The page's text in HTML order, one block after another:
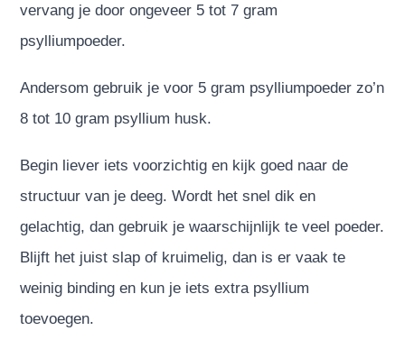
vervang je door ongeveer 5 tot 7 gram
psylliumpoeder.
Andersom gebruik je voor 5 gram psylliumpoeder zo’n
8 tot 10 gram psyllium husk.
Begin liever iets voorzichtig en kijk goed naar de
structuur van je deeg. Wordt het snel dik en
gelachtig, dan gebruik je waarschijnlijk te veel poeder.
Blijft het juist slap of kruimelig, dan is er vaak te
weinig binding en kun je iets extra psyllium
toevoegen.